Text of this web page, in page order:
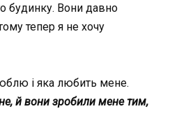
будинку. Вони давно
тепер я не хочу
і яка любить мене.
й вони зробили мене тим,